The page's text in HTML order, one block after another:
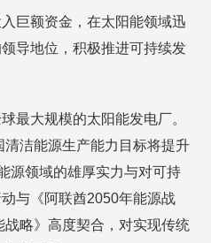
巨额资金，在太阳能领域迅
导地位，积极推进可持续发
最大规模的太阳能发电厂。
洁能源生产能力目标将提升
源领域的雄厚实力与对可持
与《阿联酋2050年能源战
略》高度契合，对实现传统